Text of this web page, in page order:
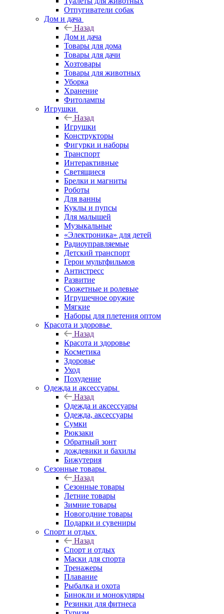
Отпугиватели собак
Дом и дача
Назад
Дом и дача
Товары для дома
Товары для дачи
Хозтовары
Товары для животных
Уборка
Хранение
Фитолампы
Игрушки
Назад
Игрушки
Конструкторы
Фигурки и наборы
Транспорт
Интерактивные
Светящиеся
Брелки и магниты
Роботы
Для ванны
Куклы и пупсы
Для малышей
Музыкальные
«Электроника» для детей
Радиоуправляемые
Детский транспорт
Герои мультфильмов
Антистресс
Развитие
Сюжетные и ролевые
Игрушечное оружие
Мягкие
Наборы для плетения оптом
Красота и здоровье
Назад
Красота и здоровье
Косметика
Здоровье
Уход
Похудение
Одежда и аксессуары
Назад
Одежда и аксессуары
Одежда, аксессуары
Сумки
Рюкзаки
Обратный зонт
дождевики и бахилы
Бижутерия
Сезонные товары
Назад
Сезонные товары
Летние товары
Зимние товары
Новогодние товары
Подарки и сувениры
Спорт и отдых
Назад
Спорт и отдых
Маски для спорта
Тренажеры
Плавание
Рыбалка и охота
Бинокли и монокуляры
Резинки для фитнеса